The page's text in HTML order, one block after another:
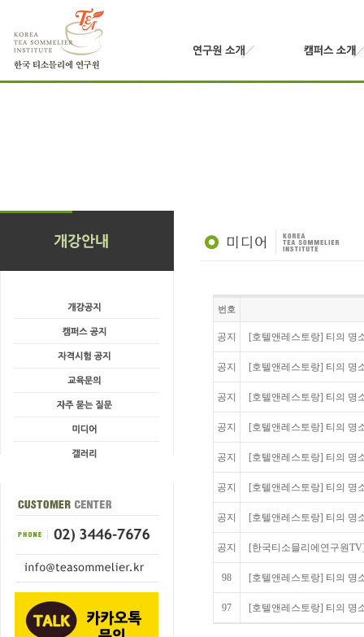
번호
공지 [호텔앤레스토랑] 티의 명
공지 [호텔앤레스토랑] 티의 명
공지 [호텔앤레스토랑] 티의 명
공지 [호텔앤레스토랑] 티의 명
공지 [호텔앤레스토랑] 티의 명
공지 [호텔앤레스토랑] 티의 명
공지 [호텔앤레스토랑] 티의 명
공지 [한국티소믈리에연구원
98 [호텔앤레스토랑] 티의 명
97 [호텔앤레스토랑] 티의 명